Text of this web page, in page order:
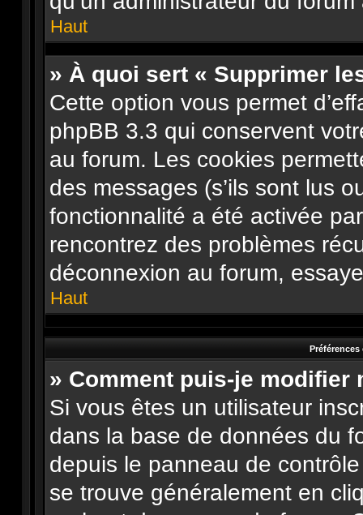
Haut
» À quoi sert « Supprimer
Cette option vous permet
phpBB 3.3 qui conservent
au forum. Les cookies
des messages (s’ils sont lus
fonctionnalité a été activée
rencontrez des problèmes
déconnexion au forum,
Haut
» Comment puis-je modifier
Si vous êtes un utilisateur
dans la base de données du
depuis le panneau de
se trouve généralement en